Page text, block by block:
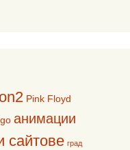
on2 Pink Floyd
анимации
сайтове град